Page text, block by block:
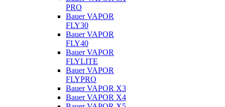
PRO
Bauer VAPOR
FLY30
Bauer VAPOR
FLY40
Bauer VAPOR
FLYLITE
Bauer VAPOR
FLYPRO
Bauer VAPOR X3
Bauer VAPOR X4